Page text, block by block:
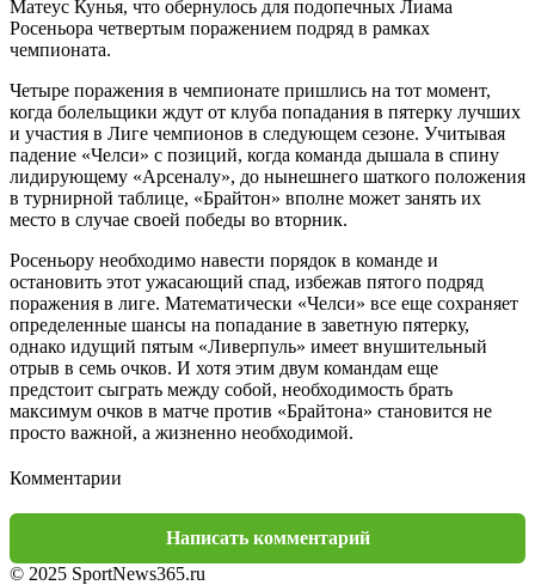
Матеус Кунья, что обернулось для подопечных Лиама
Росеньора четвертым поражением подряд в рамках
чемпионата.
Четыре поражения в чемпионате пришлись на тот момент,
когда болельщики ждут от клуба попадания в пятерку лучших
и участия в Лиге чемпионов в следующем сезоне. Учитывая
падение «Челси» с позиций, когда команда дышала в спину
лидирующему «Арсеналу», до нынешнего шаткого положения
в турнирной таблице, «Брайтон» вполне может занять их
место в случае своей победы во вторник.
Росеньору необходимо навести порядок в команде и
остановить этот ужасающий спад, избежав пятого подряд
поражения в лиге. Математически «Челси» все еще сохраняет
определенные шансы на попадание в заветную пятерку,
однако идущий пятым «Ливерпуль» имеет внушительный
отрыв в семь очков. И хотя этим двум командам еще
предстоит сыграть между собой, необходимость брать
максимум очков в матче против «Брайтона» становится не
просто важной, а жизненно необходимой.
Комментарии
Написать комментарий
© 2025 SportNews365.ru